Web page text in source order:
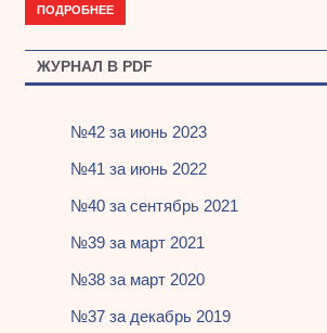
ПОДРОБНЕЕ
ЖУРНАЛ В PDF
№42 за июнь 2023
№41 за июнь 2022
№40 за сентябрь 2021
№39 за март 2021
№38 за март 2020
№37 за декабрь 2019